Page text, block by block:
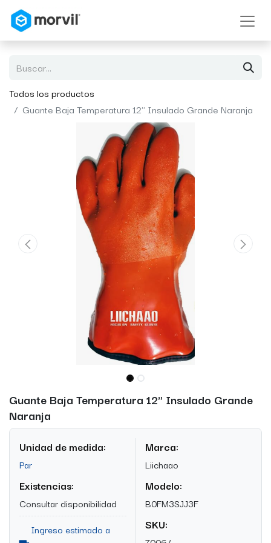
Todos los productos
Guante Baja Temperatura 12" Insulado Grande Naranja
Guante Baja Temperatura 12" Insulado Grande
Naranja
Unidad de medida:
Par
Existencias:
Consultar disponibilidad
Ingreso estimado a
Marca:
Liichaao
Modelo:
B0FM3SJJ3F
SKU: